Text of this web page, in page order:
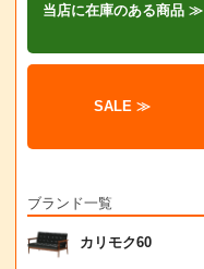
当店に在庫のある商品 ≫
SALE ≫
ブランド一覧
カリモク60